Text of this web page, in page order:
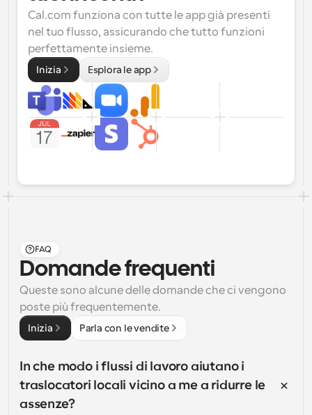
Cal.com funziona con tutte le app già presenti
nel tuo flusso, assicurando che tutto funzioni
perfettamente insieme.
Inizia Esplora le app
FAQ
Domande frequenti
Queste sono alcune delle domande che ci vengono
poste più frequentemente.
Inizia Parla con le vendite
In che modo i flussi di lavoro aiutano i
traslocatori locali vicino a me a ridurre le
assenze?